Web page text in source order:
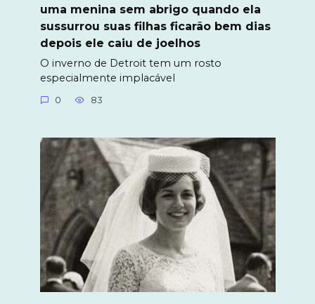
uma menina sem abrigo quando ela
sussurrou suas filhas ficarão bem dias
depois ele caiu de joelhos
O inverno de Detroit tem um rosto
especialmente implacável
0 83